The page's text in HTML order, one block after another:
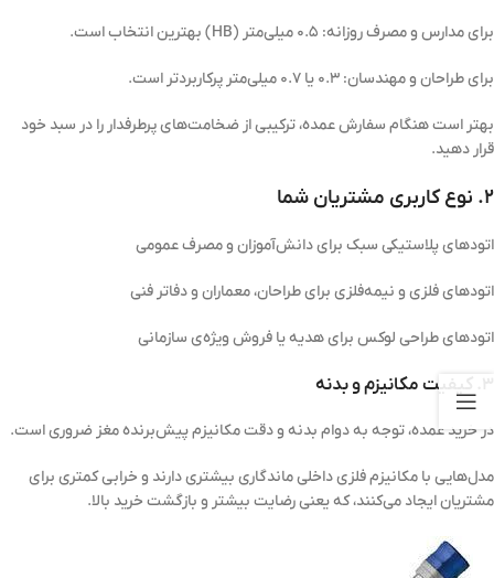
برای مدارس و مصرف روزانه: ۰.۵ میلی‌متر (HB) بهترین انتخاب است.
برای طراحان و مهندسان: ۰.۳ یا ۰.۷ میلی‌متر پرکاربردتر است.
بهتر است هنگام سفارش عمده، ترکیبی از ضخامت‌های پرطرفدار را در سبد خود
قرار دهید.
۲. نوع کاربری مشتریان شما
اتودهای پلاستیکی سبک برای دانش‌آموزان و مصرف عمومی
اتودهای فلزی و نیمه‌فلزی برای طراحان، معماران و دفاتر فنی
اتودهای طراحی لوکس برای هدیه یا فروش ویژه‌ی سازمانی
در خرید عمده، توجه به دوام بدنه و دقت مکانیزم پیش‌برنده مغز ضروری است.
مدل‌هایی با مکانیزم فلزی داخلی ماندگاری بیشتری دارند و خرابی کمتری برای
مشتریان ایجاد می‌کنند، که یعنی رضایت بیشتر و بازگشت خرید بالا.